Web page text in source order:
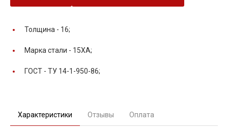
Толщина - 16;
Марка стали - 15ХА;
ГОСТ - ТУ 14-1-950-86;
Характеристики Отзывы Оплата